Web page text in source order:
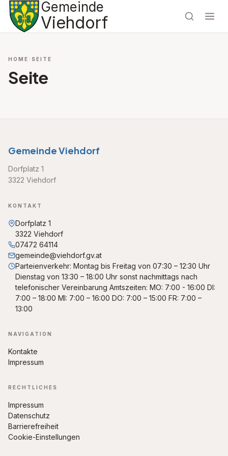
Gemeinde
Viehdorf
HOME SEITE
Seite
Gemeinde Viehdorf
Dorfplatz 1
3322 Viehdorf
KONTAKT
Dorfplatz 1
3322 Viehdorf
07472 64114
gemeinde@viehdorf.gv.at
Parteienverkehr: Montag bis Freitag von 07:30 – 12:30 Uhr
Dienstag von 13:30 – 18:00 Uhr sonst nachmittags nach
telefonischer Vereinbarung Amtszeiten: MO: 7:00 - 16:00 DI:
7:00 – 18:00 MI: 7:00 – 16:00 DO: 7:00 – 15:00 FR: 7:00 –
13:00
NAVIGATION
Kontakte
Impressum
RECHTLICHES
Impressum
Datenschutz
Barrierefreiheit
Cookie-Einstellungen